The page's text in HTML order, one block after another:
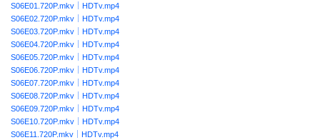
S06E01.720P.mkv
HDTv.mp4
S06E02.720P.mkv
HDTv.mp4
S06E03.720P.mkv
HDTv.mp4
S06E04.720P.mkv
HDTv.mp4
S06E05.720P.mkv
HDTv.mp4
S06E06.720P.mkv
HDTv.mp4
S06E07.720P.mkv
HDTv.mp4
S06E08.720P.mkv
HDTv.mp4
S06E09.720P.mkv
HDTv.mp4
S06E10.720P.mkv
HDTv.mp4
S06E11.720P.mkv
HDTv.mp4